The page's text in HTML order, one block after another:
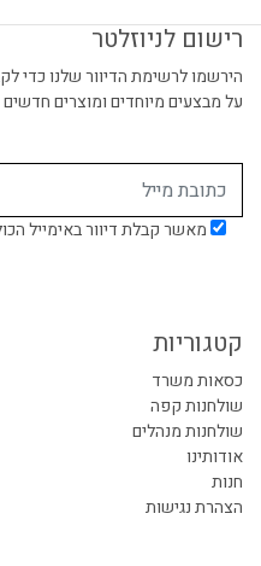
רישום לניוזלטר
הירשמו לרשימת הדיוור שלנו כדי
על מבצעים מיוחדים ומוצרים חדשים
מאשר קבלת דיוור באימייל
קטגוריות
כסאות משרד
שולחנות קפה
שולחנות מנהלים
אודותינו
חנות
הצהרת נגישות